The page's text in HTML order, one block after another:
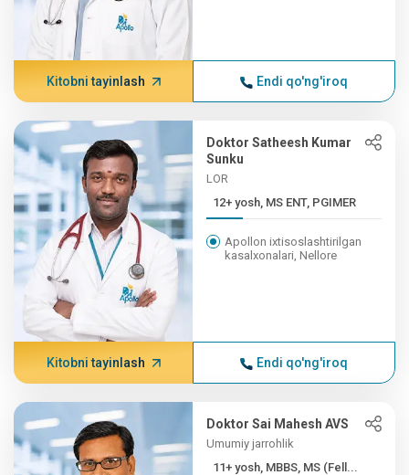
Kitobni tayinlash Endi qo'ng'iroq
Doktor Satheesh Kumar
Sunku
LOR
12+ yosh, MS ENT, PGIMER
Apollon ixtisoslashtirilgan
kasalxonalari, Nellore
Kitobni tayinlash Endi qo'ng'iroq
Doktor Sai Mahesh AVS
Umumiy jarrohlik
11+ yosh, MBBS, MS (Fell...